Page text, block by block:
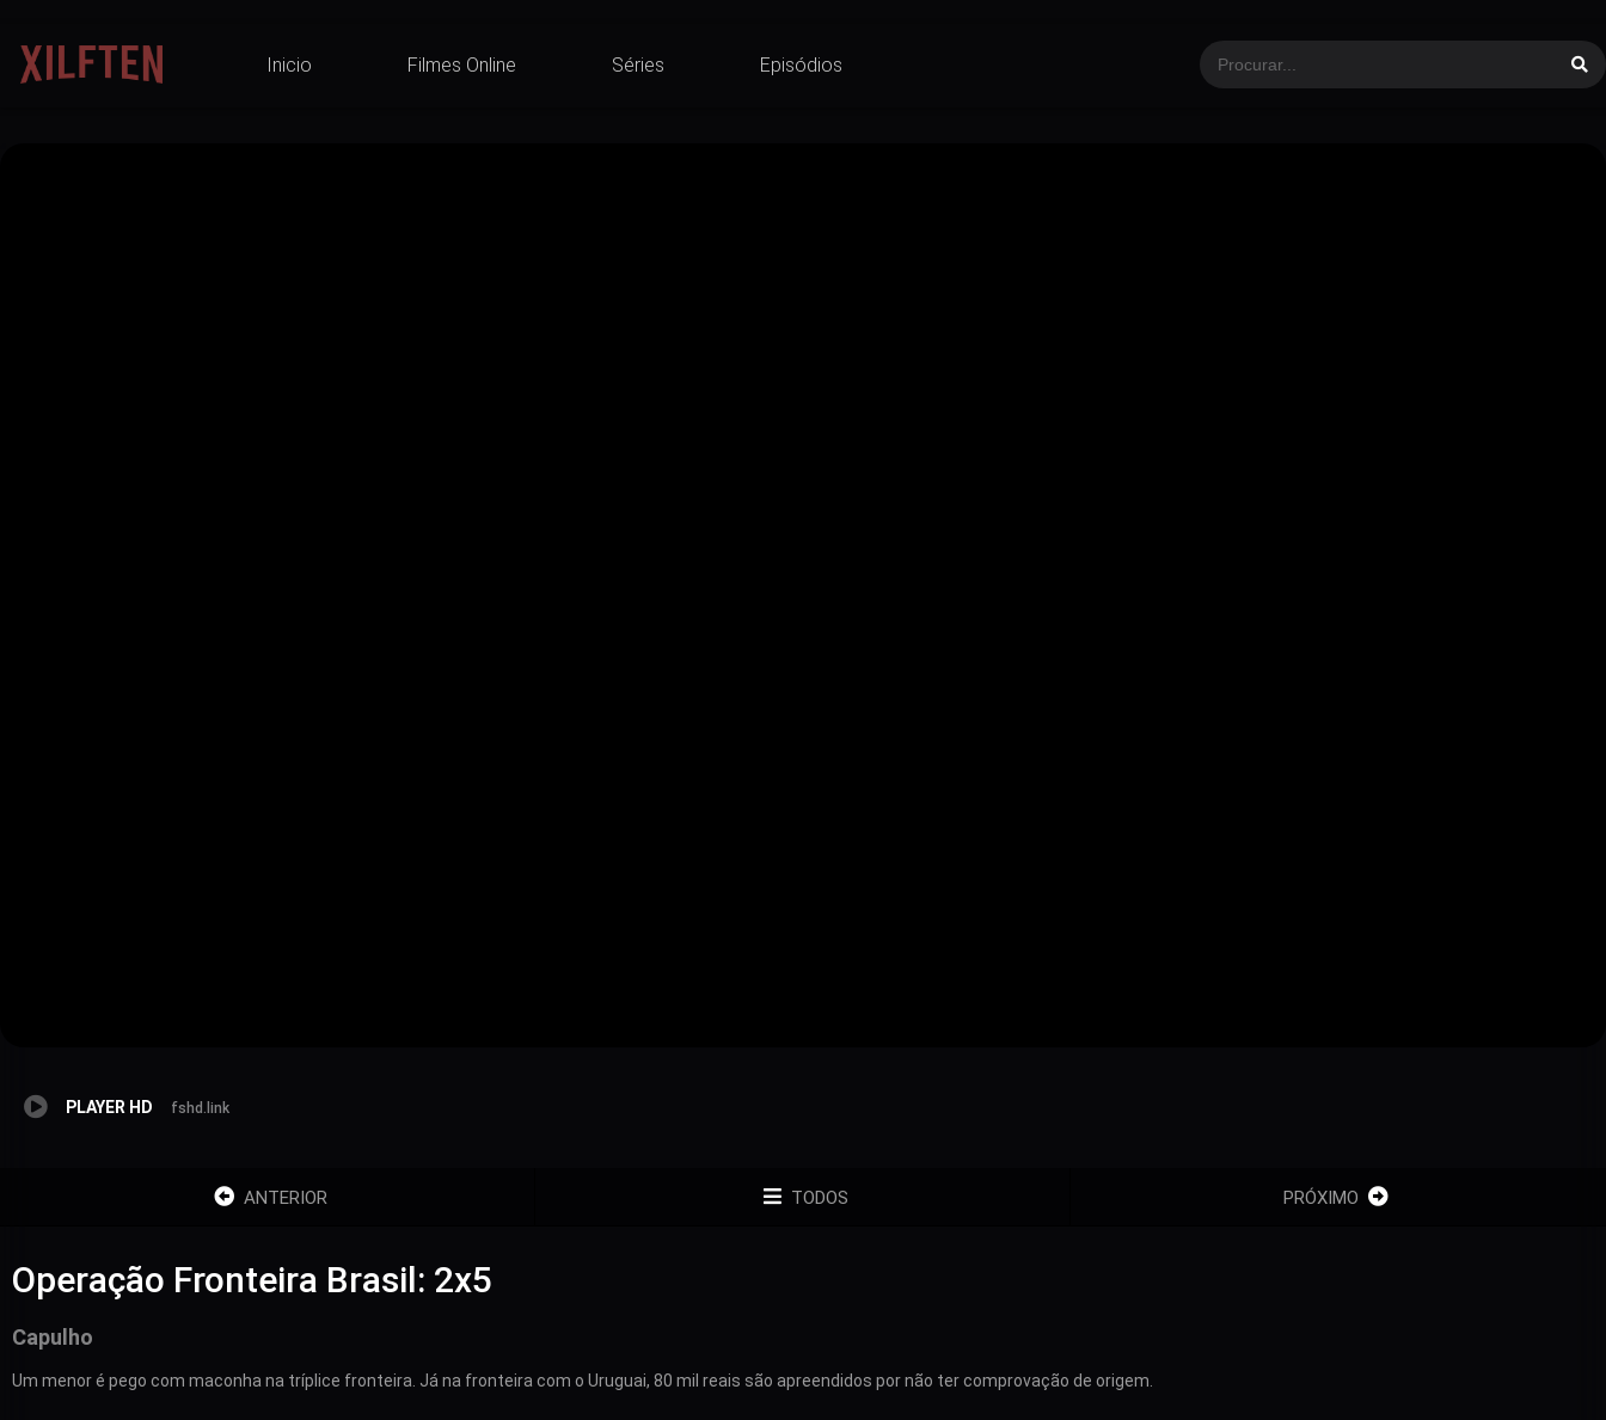
Inicio Filmes Online Séries Episódios
PLAYER HD fshd.link
ANTERIOR TODOS PRÓXIMO
Operação Fronteira Brasil: 2x5
Capulho
Um menor é pego com maconha na tríplice fronteira. Já na fronteira com o Uruguai, 80 mil reais são apreendidos por não ter comprovação de origem.